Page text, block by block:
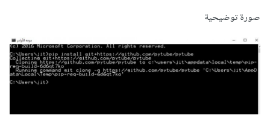
صورة توضيحية